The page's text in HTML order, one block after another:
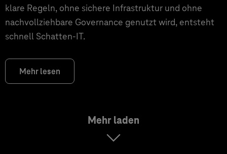
klare Regeln, ohne sichere Infrastruktur und ohne
nachvollziehbare Governance genutzt wird, entsteht
schnell Schatten-IT.
Mehr lesen
Mehr laden